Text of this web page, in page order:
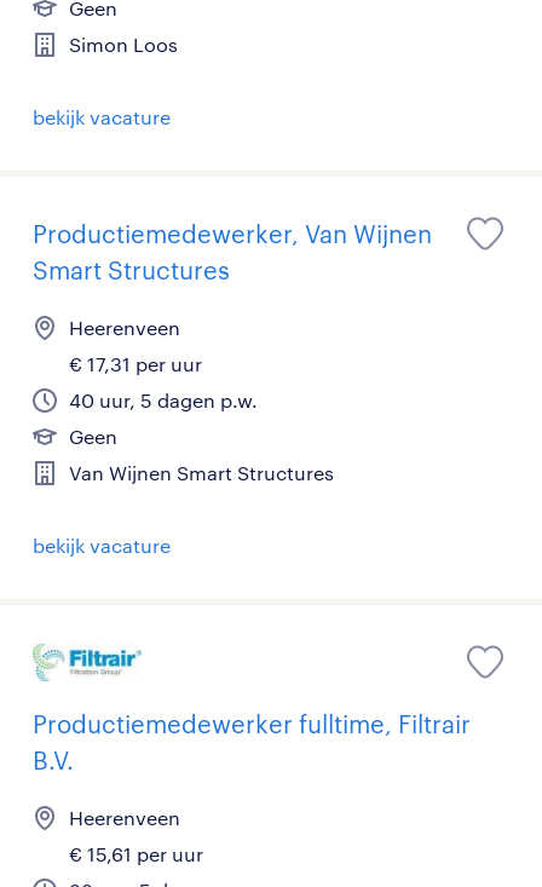
Geen
Simon Loos
bekijk vacature
Productiemedewerker, Van Wijnen
Smart Structures
Heerenveen
€ 17,31 per uur
40 uur, 5 dagen p.w.
Geen
Van Wijnen Smart Structures
bekijk vacature
Productiemedewerker fulltime, Filtrair
B.V.
Heerenveen
€ 15,61 per uur